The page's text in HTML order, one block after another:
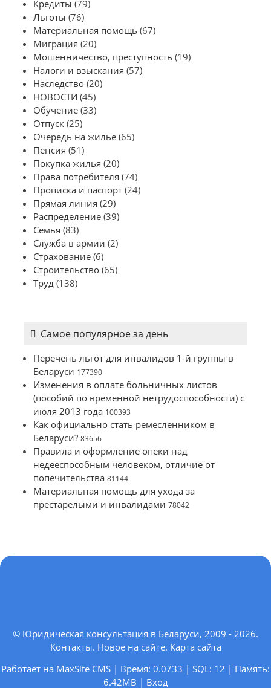
Кредиты (79)
Льготы (76)
Материальная помощь (67)
Миграция (20)
Мошенничество, преступность (19)
Налоги и взыскания (57)
Наследство (20)
НОВОСТИ (45)
Обучение (33)
Отпуск (25)
Очередь на жилье (65)
Пенсия (51)
Покупка жилья (20)
Права потребителя (74)
Прописка и паспорт (24)
Прямая линия (29)
Распределение (39)
Семья (83)
Служба в армии (2)
Страхование (6)
Строительство (65)
Труд (138)
Самое популярное за день
Перечень льгот для инвалидов 1-й группы в
Беларуси 177390
Изменения в оплате больничных листов
(пособий по временной нетрудоспособности) с
июля 2013 года 100393
Как официально стать ремесленником в
Беларуси? 83656
Правила и оформление опеки над
недееспособным человеком, отличие от
попечительства 81144
Материальная помощь для ухода за
престарелыми и инвалидами 78042
© Юридическая консультация в Беларуси, 2009 - 2026.
Контакты. Новое на сайте. Карта сайта
Работает на MaxSite CMS | Время: 0.0733 | SQL: 12 | Память:
6.42MB | Вход